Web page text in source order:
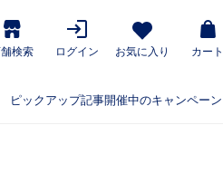
検索 ログイン お気に入り カート
ピックアップ記事開催中のキャンペーン